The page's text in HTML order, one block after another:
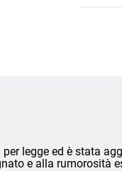
legge ed è stata
e alla rumorosità